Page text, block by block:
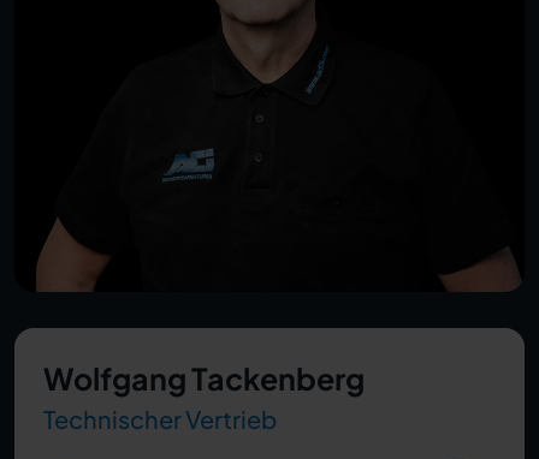
Wolfgang Tackenberg
Technischer Vertrieb